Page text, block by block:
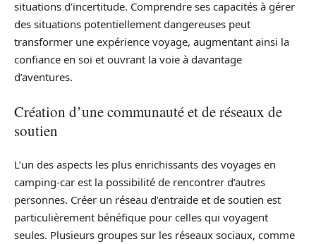
situations d’incertitude. Comprendre ses capacités à gérer
des situations potentiellement dangereuses peut
transformer une expérience voyage, augmentant ainsi la
confiance en soi et ouvrant la voie à davantage
d’aventures.
Création d’une communauté et de réseaux de
soutien
L’un des aspects les plus enrichissants des voyages en
camping-car est la possibilité de rencontrer d’autres
personnes. Créer un réseau d’entraide et de soutien est
particulièrement bénéfique pour celles qui voyagent
seules. Plusieurs groupes sur les réseaux sociaux, comme